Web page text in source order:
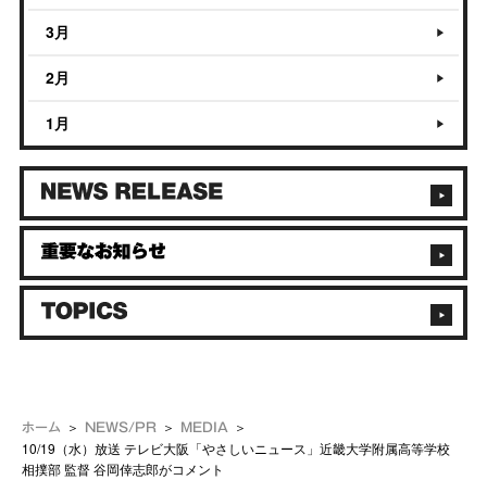
ホーム NEWS/PR MEDIA
10/19（水）放送 テレビ大阪「やさしいニュース」近畿大学附属高等学校
相撲部 監督 谷岡倖志郎がコメント
3月
2月
1月